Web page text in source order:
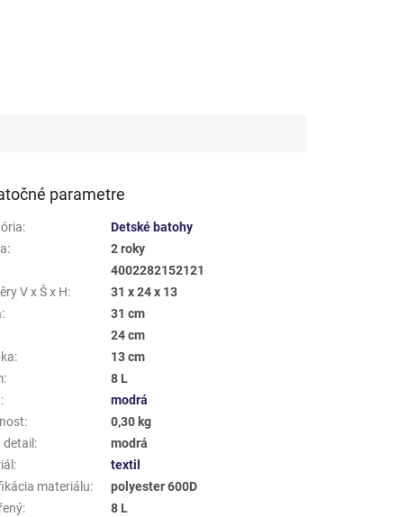
parametre
:
Detské batohy
:
2 roky
4002282152121
V x Š x H:
31 x 24 x 13
:
31 cm
24 cm
:
13 cm
:
8 L
:
modrá
:
0,30 kg
detail :
modrá
:
textil
materiálu:
polyester 600D
:
8 L